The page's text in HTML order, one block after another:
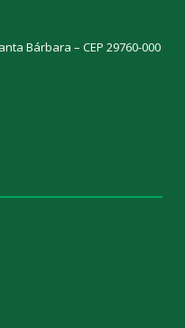
Bárbara – CEP 29760-000